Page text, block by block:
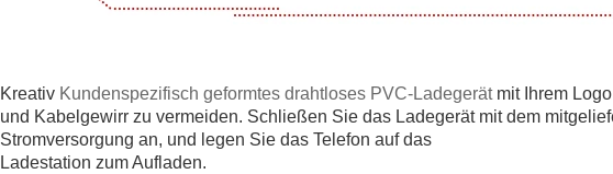
Kreativ Kundenspezifisch geformtes drahtloses PVC-Ladegerät mit Ihrem
und Kabelgewirr zu vermeiden. Schließen Sie das Ladegerät mit dem
Stromversorgung an, und legen Sie das Telefon auf das
Ladestation zum Aufladen.